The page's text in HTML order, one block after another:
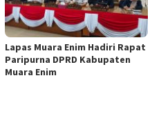
Lapas Muara Enim Hadiri Rapat
Paripurna DPRD Kabupaten
Muara Enim